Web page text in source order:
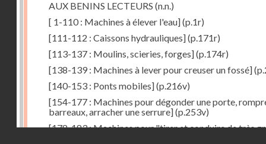
AUX BENINS LECTEURS (n.n.)
[ 1-110 : Machines à élever l'eau](p.1r)
[111-112 : Caissons hydrauliques](p.171r)
[113-137 : Moulins, scieries, forges](p.174r)
[138-139 : Machines à lever pour creuser un fossé]
[140-153 : Ponts mobiles](p.216v)
[154-177 : Machines pour dégonder une porte,
barreaux, arracher une serrure](p.253v)
[178-183 : Machines pour "tirer et conduire de très